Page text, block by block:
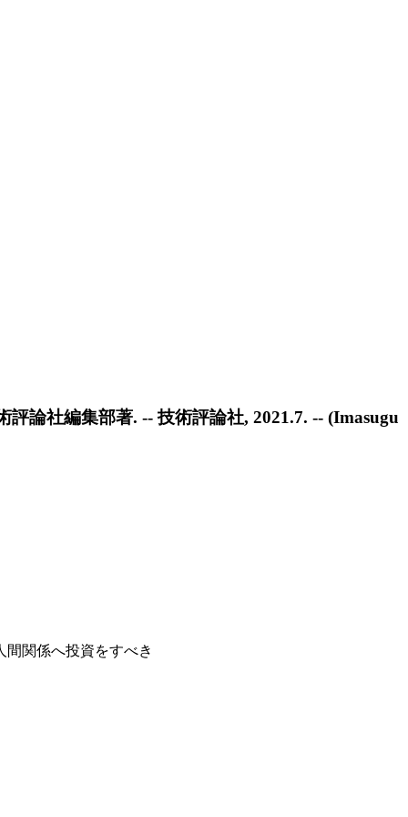
論社編集部著. -- 技術評論社, 2021.7. -- (Imasugu
関係へ投資をすべき